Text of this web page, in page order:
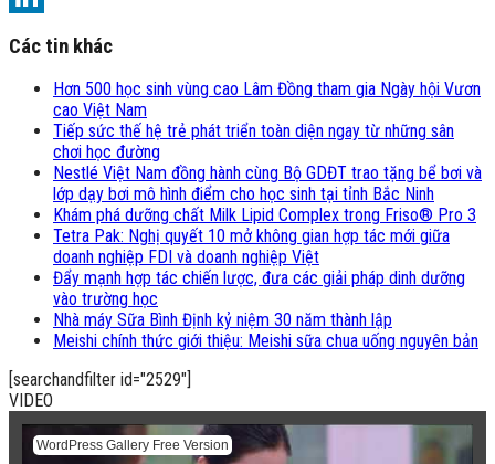
Các tin khác
Hơn 500 học sinh vùng cao Lâm Đồng tham gia Ngày hội Vươn
cao Việt Nam
Tiếp sức thế hệ trẻ phát triển toàn diện ngay từ những sân
chơi học đường
Nestlé Việt Nam đồng hành cùng Bộ GDĐT trao tặng bể bơi và
lớp dạy bơi mô hình điểm cho học sinh tại tỉnh Bắc Ninh
Khám phá dưỡng chất Milk Lipid Complex trong Friso® Pro 3
Tetra Pak: Nghị quyết 10 mở không gian hợp tác mới giữa
doanh nghiệp FDI và doanh nghiệp Việt
Đẩy mạnh hợp tác chiến lược, đưa các giải pháp dinh dưỡng
vào trường học
Nhà máy Sữa Bình Định kỷ niệm 30 năm thành lập
Meishi chính thức giới thiệu: Meishi sữa chua uống nguyên bản
[searchandfilter id="2529"]
VIDEO
WordPress Gallery Free Version